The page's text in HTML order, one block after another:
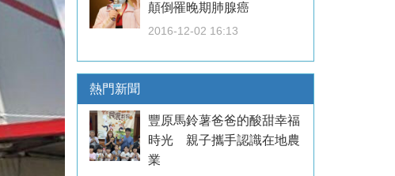
顛倒罹晚期肺腺癌
2016-12-02 16:13
熱門新聞
豐原馬鈴薯爸爸的酸甜幸福
時光 親子攜手認識在地農
業